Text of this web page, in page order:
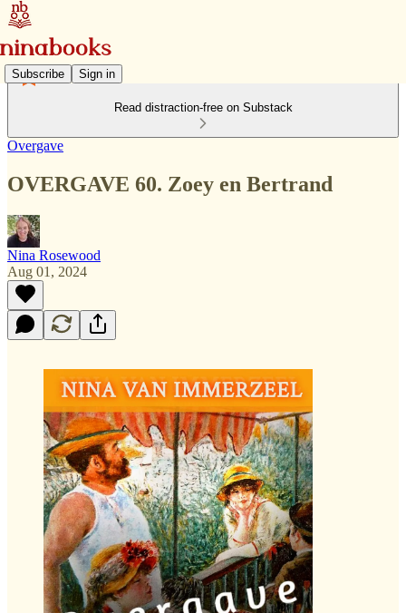
Subscribe Sign in
Read distraction-free on Substack
Overgave
OVERGAVE 60. Zoey en Bertrand
Nina Rosewood
Aug 01, 2024